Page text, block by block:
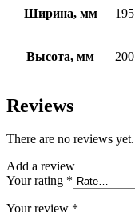
Ширина, мм 195
Высота, мм 200
Reviews
There are no reviews yet.
Add a review
Your rating *
Your review *